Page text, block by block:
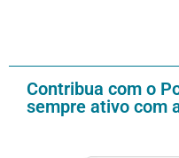
Contribua com o
sempre ativo com